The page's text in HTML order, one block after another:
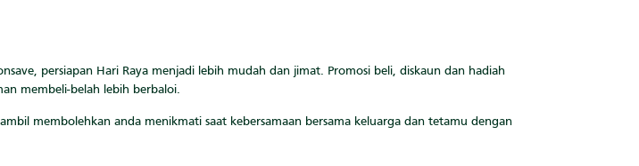
persiapan Hari Raya menjadi lebih mudah dan jimat. Promosi beli, diskaun dan hadiah
membeli-belah lebih berbaloi.
membolehkan anda menikmati saat kebersamaan bersama keluarga dan tetamu dengan